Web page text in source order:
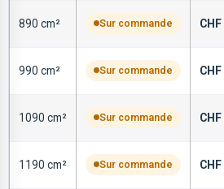
890 cm² Sur commande CHF
990 cm² Sur commande CHF
1090 cm² Sur commande CHF
1190 cm² Sur commande CHF